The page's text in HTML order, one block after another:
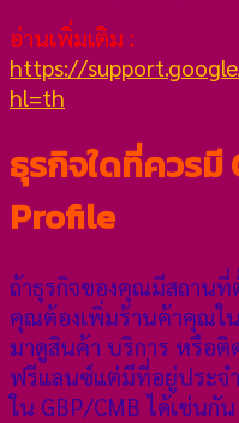
อ่านเพิ่มเติม :
https://
hl=th
ธุรกิจใดที่ควรมี
Profile
ถ้าธุรกิจของคุณมีสถาน
คุณต้องเพิ่มร้านค้าคุณใน
มาดูสินค้า บริการ หรือ
ฟรีแลนซ์แต่มีที่อยู่ประจ
ใน GBP/CMB ได้เช่นกัน